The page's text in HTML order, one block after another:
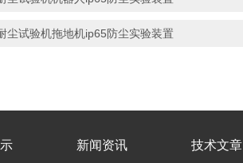
尘试验机拖地机ip65防尘实验装置
新闻资讯 技术文章